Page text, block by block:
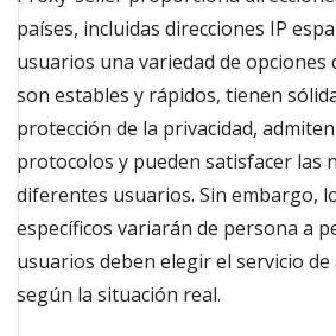
países, incluidas direcciones IP
usuarios una variedad de opciones
son estables y rápidos, tienen
protección de la privacidad,
protocolos y pueden satisfacer las
diferentes usuarios. Sin embargo,
específicos variarán de persona a
usuarios deben elegir el servicio
según la situación real.